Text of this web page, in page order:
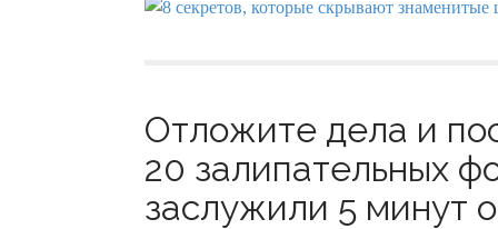
Отложите дела и
20 залипательных
заслужили 5 минут